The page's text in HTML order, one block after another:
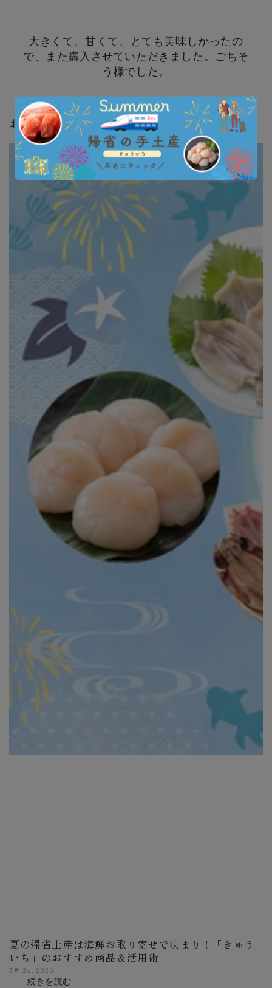
大きくて、甘くて、とても美味しかったの
で、また購入させていただきました。ごちそ
う様でした。
おすすめの記事
夏の帰省土産は海鮮お取り寄せで決まり！「きゅう
いち」のおすすめ商品＆活用術
7月 24, 2026
続きを読む